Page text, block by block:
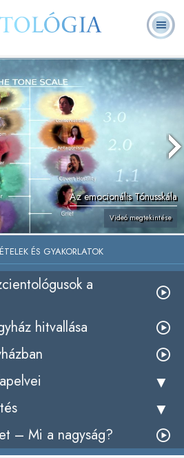
Mi a
lelkészek
GYIK Könyvek
Az emocionális Tónusskála
Videó megtekintése
ÉS GYAKORLATOK
a
hitvallása
– Mi a nagyság?